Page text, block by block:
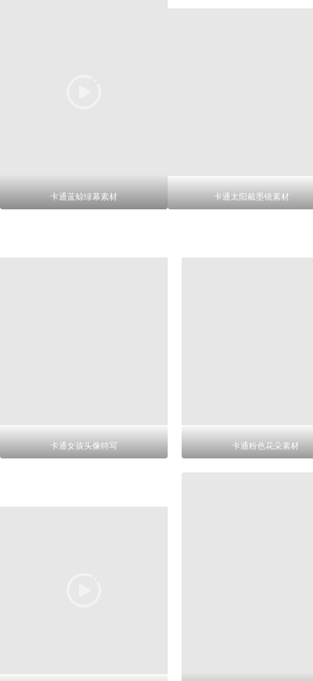
卡通蓝鲸绿幕素材 卡通太阳戴墨镜素材
卡通女孩头像特写 卡通粉色花朵素材